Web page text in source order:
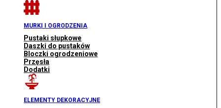
MURKI I OGRODZENIA
Pustaki słupkowe
Daszki do pustaków
Bloczki ogrodzeniowe
Przęsła
Dodatki
ELEMENTY DEKORACYJNE